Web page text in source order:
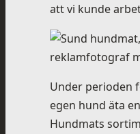
att vi kunde
Under perioden
egen hund äta
Hundmats